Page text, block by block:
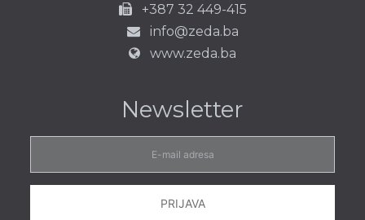
+387 32 449-415
info@zeda.ba
www.zeda.ba
Newsletter
adresa
PRIJAVA